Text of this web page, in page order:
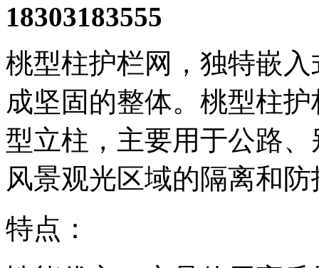
18303183555
桃型柱护栏网，独特嵌
成坚固的整体。桃型柱
型立柱，主要用于公路
风景观光区域的隔离和防
特点：